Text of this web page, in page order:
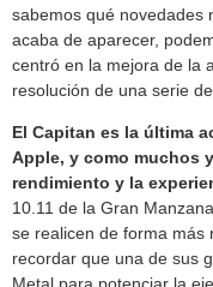
sabemos qué novedades
acaba de aparecer,
centró en la mejora de la
resolución de una serie de
El Capitan es la última
Apple, y como muchos
rendimiento y la
10.11 de la Gran
se realicen de forma más
recordar que una de sus